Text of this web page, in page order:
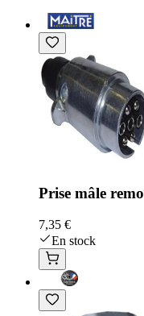
Prise mâle
7,35 €
En stock